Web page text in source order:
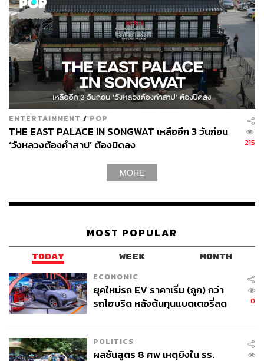
ENTERTAINMENT / POP
THE EAST PALACE IN SONGWAT เหลืออีก 3 วันก่อน
‘วังหลวงต้องคำสาป’ ต้องปิดลง
215
MORE
MOST POPULAR
TODAY WEEK MONTH
ECONOMIC
ยุคใหม่รถ EV ราคาเริ่ม (ถูก) กว่า
รถไฮบริด หลังต้นทุนแบตเตอรี่ลด
0
POLITICS
ผลชันสูตร 8 ศพ เหตุยิงใน รร.